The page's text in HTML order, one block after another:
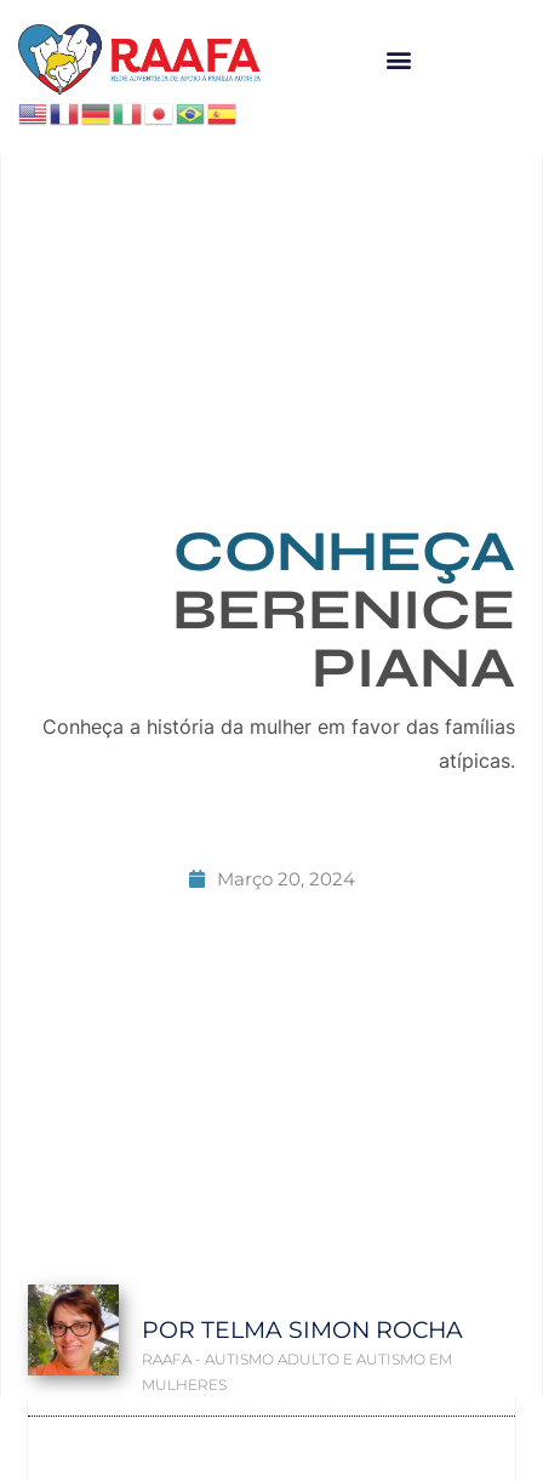
CONHEÇA
BERENICE
PIANA
Conheça a história da mulher em favor das famílias
atípicas.
Março 20, 2024
POR TELMA SIMON ROCHA
RAAFA - AUTISMO ADULTO E AUTISMO EM
MULHERES